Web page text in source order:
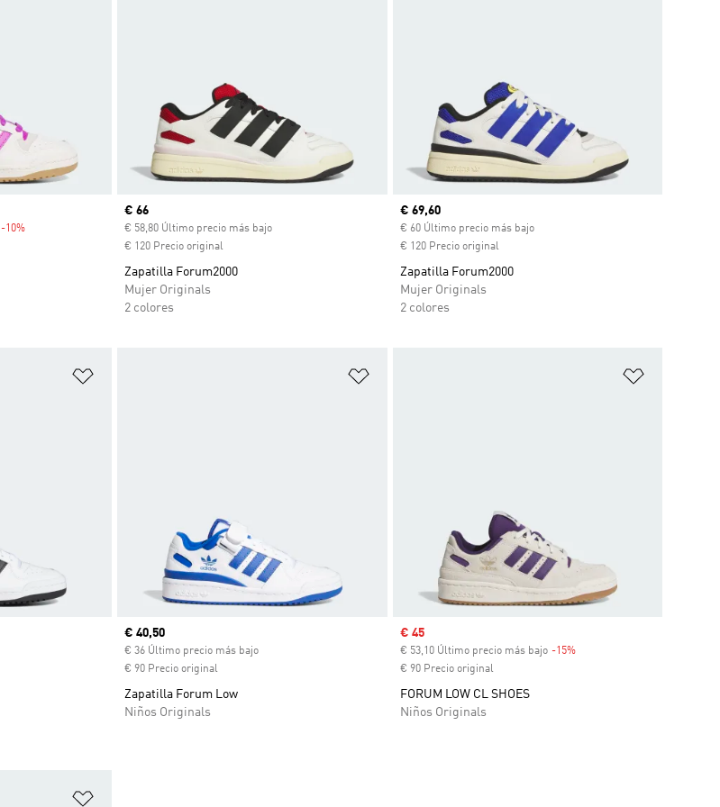
-10%Descuento
Precio actual
€ 66
€ 58,80 Último precio más bajo
€ 120 Precio original
Zapatilla Forum2000
Mujer Originals
2 colores
Precio actual
€ 69,60
€ 60 Último precio más bajo
€ 120 Precio original
Zapatilla Forum2000
Mujer Originals
2 colores
Precio actual
€ 40,50
€ 36 Último precio más bajo
€ 90 Precio original
Zapatilla Forum Low
Niños Originals
Precio de venta
€ 45
€ 53,10 Último precio más bajo -15%Descuento
€ 90 Precio original
FORUM LOW CL SHOES
Niños Originals